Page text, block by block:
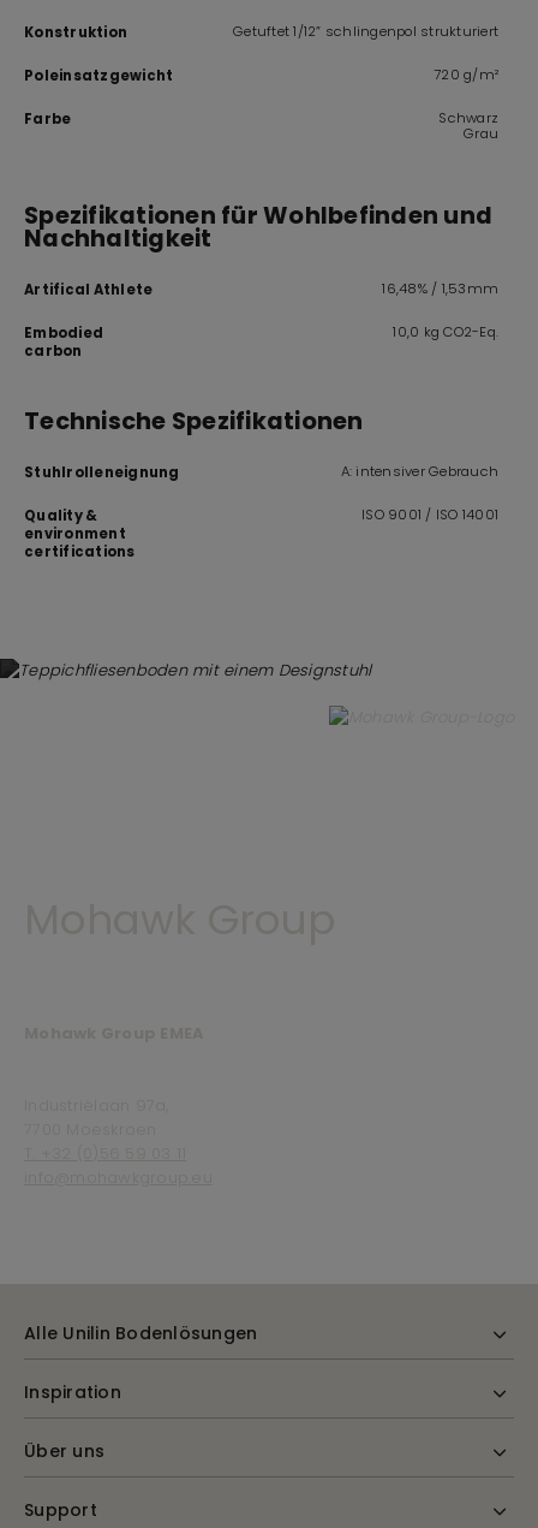
Konstruktion Getuftet 1/12” schlingenpol strukturiert
Poleinsatzgewicht 720 g/m²
Farbe
Schwarz
Grau
Spezifikationen für Wohlbefinden und
Nachhaltigkeit
Artifical Athlete 16,48% / 1,53mm
Embodied
carbon
10,0 kg CO2-Eq.
Technische Spezifikationen
Stuhlrolleneignung A: intensiver Gebrauch
Quality &
environment
certifications
ISO 9001 / ISO 14001
Alle Unilin Bodenlösungen
Inspiration
Über uns
Support